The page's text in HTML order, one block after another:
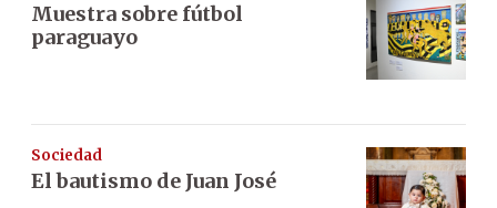
Muestra sobre fútbol
paraguayo
Sociedad
El bautismo de Juan José